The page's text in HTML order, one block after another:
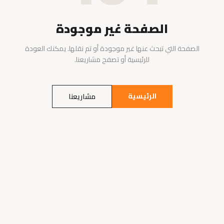
الصفحة غير موجودة
الصفحة التي تبحث عنها غير موجودة أو تم نقلها. يمكنك العودة
للرئيسية أو تصفح مشاريعنا.
الرئيسية مشاريعنا